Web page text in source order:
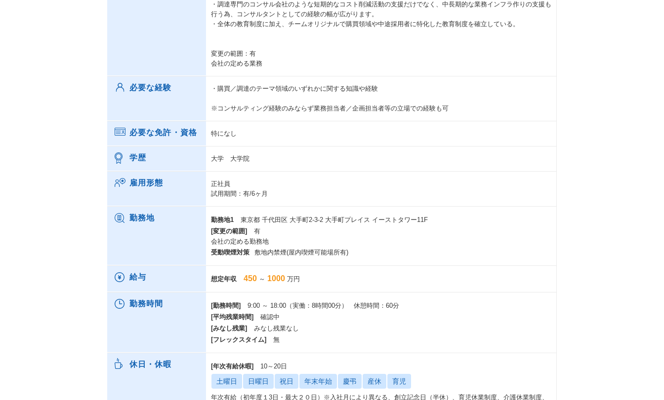
・調達専門のコンサル会社のような短期的なコスト削減活動の支援だけでなく、中長期的な業務インフラ作りの支援も
行う為、コンサルタントとしての経験の幅が広がります。
・全体の教育制度に加え、チームオリジナルで購買領域や中途採用者に特化した教育制度を確立している。
変更の範囲：有
会社の定める業務
必要な経験 ・購買／調達のテーマ領域のいずれかに関する知識や経験
※コンサルティング経験のみならず業務担当者／企画担当者等の立場での経験も可
必要な免許・資格 特になし
学歴 大学 大学院
雇用形態
正社員
試用期間：有/6ヶ月
勤務地 勤務地1
東京都 千代田区 大手町2-3-2 大手町プレイス イーストタワー11F
[変更の範囲]
有
会社の定める勤務地
受動喫煙対策
敷地内禁煙(屋内喫煙可能場所有)
給与 想定年収 450 ～ 1000 万円
勤務時間 [勤務時間]
9:00 ～ 18:00（実働：8時間00分） 休憩時間：60分
[平均残業時間]
確認中
[みなし残業]
みなし残業なし
[フレックスタイム]
無
休日・休暇 [年次有給休暇] 10～20日
土曜日 日曜日 祝日 年末年始 慶弔 産休 育児
年次有給（初年度１3日・最大２０日）※入社月により異なる、創立記念日（半休）、育児休業制度、介護休業制度、